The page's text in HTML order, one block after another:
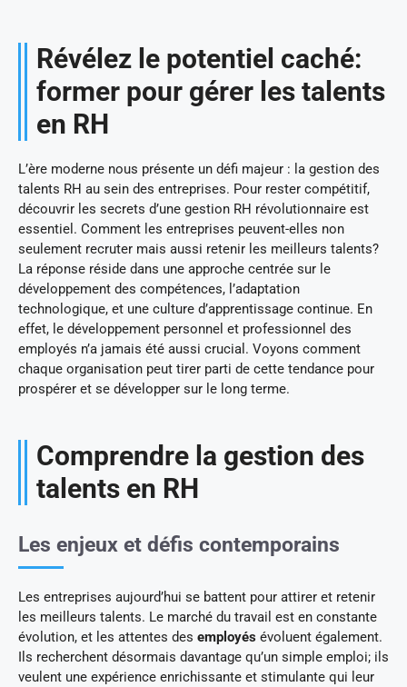
Révélez le potentiel caché:
former pour gérer les talents
en RH
L’ère moderne nous présente un défi majeur : la gestion des
talents RH au sein des entreprises. Pour rester compétitif,
découvrir les secrets d’une gestion RH révolutionnaire est
essentiel. Comment les entreprises peuvent-elles non
seulement recruter mais aussi retenir les meilleurs talents?
La réponse réside dans une approche centrée sur le
développement des compétences, l’adaptation
technologique, et une culture d’apprentissage continue. En
effet, le développement personnel et professionnel des
employés n’a jamais été aussi crucial. Voyons comment
chaque organisation peut tirer parti de cette tendance pour
prospérer et se développer sur le long terme.
Comprendre la gestion des
talents en RH
Les enjeux et défis contemporains
Les entreprises aujourd’hui se battent pour attirer et retenir
les meilleurs talents. Le marché du travail est en constante
évolution, et les attentes des employés évoluent également.
Ils recherchent désormais davantage qu’un simple emploi; ils
veulent une expérience enrichissante et stimulante qui leur